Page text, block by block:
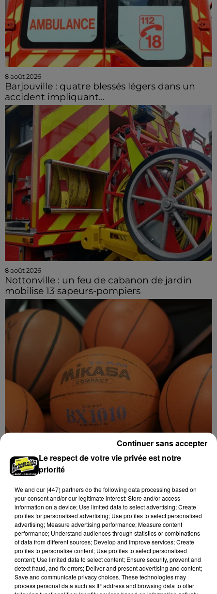
8 août 2026
Barjouville : quatre blessés légers dans un
accident impliquant...
8 août 2026
Nottonville : un feu de cabanon de jardin
mobilise 13 sapeurs-pompiers
8 août 2026
Coupe de France : les basketteurs chartrains
connaissent la...
Le respect de votre vie privée est notre
priorité
We and our (447) partnersdo the following data processing based on
your consent and/or our legitimate interest: Store and/or access
information on a device; Use limited data to select advertising; Create
profiles for personalised advertising; Use profiles to select personalised
advertising; Measure advertising performance; Measure content
performance; Understand audiences through statistics or combinations
of data from different sources; Develop and improve services; Create
profiles to personalise content; Use profiles to select personalised
content; Use limited data to select content; Ensure security, prevent and
detect fraud, and fix errors; Deliver and present advertising and content;
Save and communicate privacy choices. These technologies may
process personal data such as IP address and browsing data to offer
Continuer sans accepter